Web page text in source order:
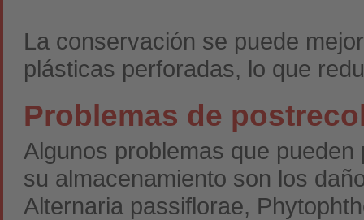
La conservación se puede
plásticas perforadas, lo que
Problemas de
Algunos problemas que
su almacenamiento son los
Alternaria passiflorae,